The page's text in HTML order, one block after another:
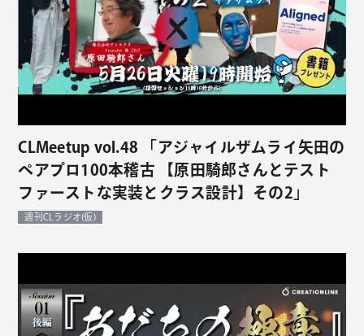
CLMeetup vol.48 「アジャイルザムライ矢田の
ペアプロ100本稽古 【原田騎郎さんとテスト
ファーストな実装とクラス設計】その2」
週刊CLラジオ(仮)